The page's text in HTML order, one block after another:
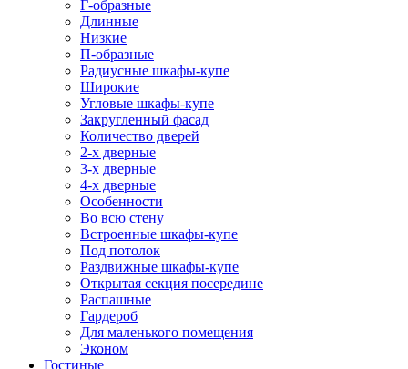
Г-образные
Длинные
Низкие
П-образные
Радиусные шкафы-купе
Широкие
Угловые шкафы-купе
Закругленный фасад
Количество дверей
2-х дверные
3-х дверные
4-х дверные
Особенности
Во всю стену
Встроенные шкафы-купе
Под потолок
Раздвижные шкафы-купе
Открытая секция посередине
Распашные
Гардероб
Для маленького помещения
Эконом
Гостиные